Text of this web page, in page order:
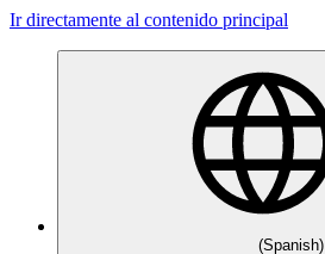
Ir directamente al contenido principal
(Spanish)